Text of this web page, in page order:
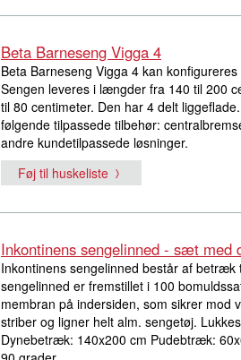
Beta Barneseng Vigga 4
Beta Barneseng Vigga 4 kan
Sengen leveres i længder fra 140 til 200
til 80 centimeter. Den har 4 delt
følgende tilpassede tilbehør:
andre kundetilpassede løsninger.
Føj til huskeliste
Inkontinens sengelinned - sæt med
Inkontinens sengelinned består af
sengelinned er fremstillet i 100
membran på indersiden, som sikrer mod
striber og ligner helt alm. sengetøj.
Dynebetræk: 140x200 cm Pudebtræk: